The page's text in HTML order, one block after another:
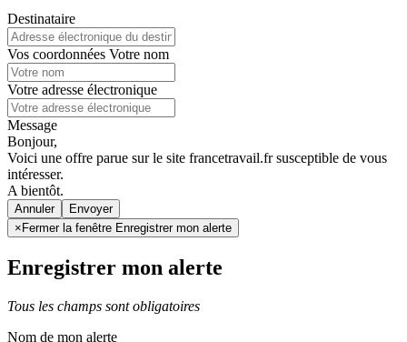
Destinataire
Vos coordonnées Votre nom
Votre adresse électronique
Message
Bonjour,
Voici une offre parue sur le site francetravail.fr susceptible de vous
intéresser.
A bientôt.
Annuler
× Fermer la fenêtre Enregistrer mon alerte
Enregistrer mon alerte
Tous les champs sont obligatoires
Nom de mon alerte